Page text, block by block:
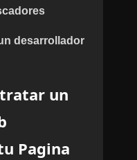
desarrollador
un
Pagina